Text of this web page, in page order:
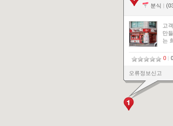
분식 |
고
만
는
0 |
오류정보신고